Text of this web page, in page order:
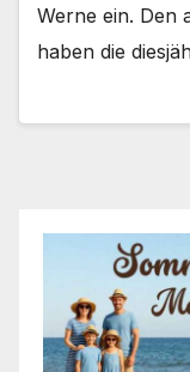
Wer­ne ein. Den
haben die